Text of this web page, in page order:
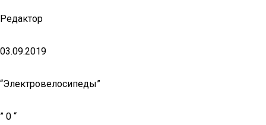
Редактор
03.09.2019
“Электровелосипеды”
” 0 “